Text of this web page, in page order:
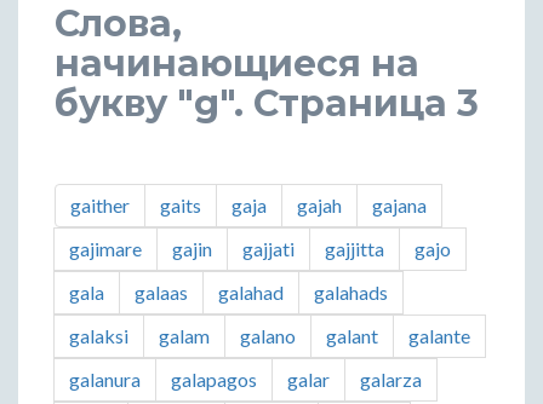
Слова,
начинающиеся на
букву "g". Страница 3
gaither gaits gaja gajah
gajana
gajimare
gajin gajjati gajjitta
gajo
gala
galaas galahad
galahads
galaksi
galam galano galant
galante
galanura
galapagos galar
galarza